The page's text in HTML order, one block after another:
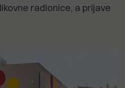
radionice, a prijave